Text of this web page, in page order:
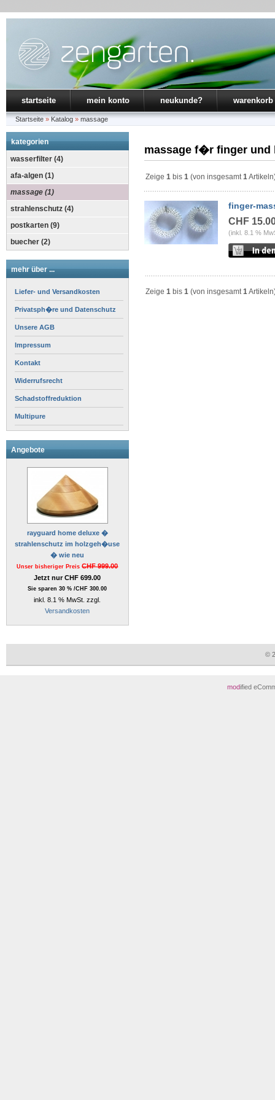
startseite mein konto neukunde? warenkorb
Startseite » Katalog » massage
kategorien
wasserfilter (4)
afa-algen (1)
massage (1)
strahlenschutz (4)
postkarten (9)
buecher (2)
mehr über ...
Liefer- und Versandkosten
Privatsph�re und Datenschutz
Unsere AGB
Impressum
Kontakt
Widerrufsrecht
Schadstoffreduktion
Multipure
Angebote
rayguard home deluxe �
strahlenschutz im holzgeh�use
� wie neu
Unser bisheriger PreisCHF 999.00
Jetzt nur CHF 699.00
Sie sparen 30 % /CHF 300.00
inkl. 8.1 % MwSt. zzgl.
Versandkosten
massage f�r finger und
Zeige 1 bis 1 (von insgesamt1
finger-
CHF
(inkl. 8.1 %
Zeige 1 bis 1 (von insgesamt1
©
modified